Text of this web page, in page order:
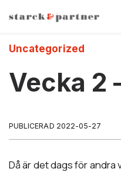
Hoppa
till
innehåll
Uncategorized
Vecka 2
PUBLICERAD 2022-05-27
Då är det dags för